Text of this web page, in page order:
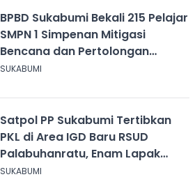
BPBD Sukabumi Bekali 215 Pelajar
SMPN 1 Simpenan Mitigasi
Bencana dan Pertolongan
Psikologis
SUKABUMI
Satpol PP Sukabumi Tertibkan
PKL di Area IGD Baru RSUD
Palabuhanratu, Enam Lapak
Dibongkar Mandiri
SUKABUMI